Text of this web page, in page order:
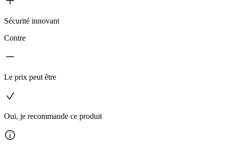
Sécurité innovant
Contre
Le prix peut être
Oui, je recommande ce produit